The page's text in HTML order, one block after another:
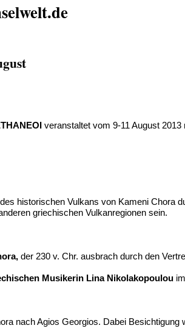
veranstaltet vom 9-11 August
historischen Vulkans von Kameni Chora
griechischen Vulkanregionen sein.
der 230 v. Chr. ausbrach durch den
Musikerin Lina Nikolakopoulou
nach Agios Georgios. Dabei